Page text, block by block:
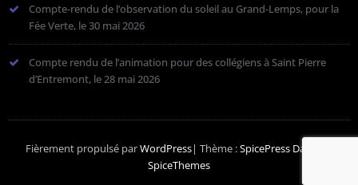
Compte-rendu de l’observation du soleil au Grand-Lemps, pour la
Fée Verte, le 30 mai 2026
Compte rendu de l’animation pour des collégiens à Saint Pierre
d’Entremont, le 28 mai 2026
Fièrement propulsé parWordPress| Thème :SpicePress Dark
SpiceThemes